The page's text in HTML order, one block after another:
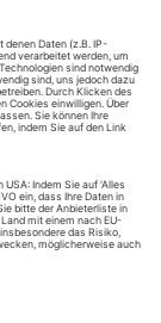
des
Opernwelt
auch das
auf Anfrage.
Monat und
sofern
Meine